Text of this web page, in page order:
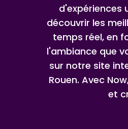
d'expériences
découvrir les
temps réel, en
l'ambiance que
sur notre site
Rouen. Avec
et